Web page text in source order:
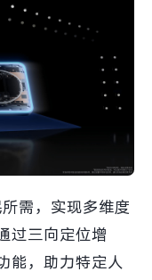
需，实现多维度
过三向定位增
能，助力特定人